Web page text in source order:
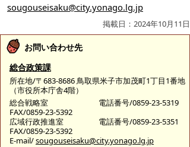
sougouseisaku@city.yonago.lg.jp
掲載日：2024年10月11日
お問い合わせ先
総合政策課
所在地/〒683-8686 鳥取県米子市加茂町1丁目1番地
（市役所本庁舎4階）
総合戦略室
電話番号/0859-23-5319
FAX/0859-23-5392
広域行政推進室
電話番号/0859-23-5351
FAX/0859-23-5392
E-mail/sougouseisaku@city.yonago.lg.jp